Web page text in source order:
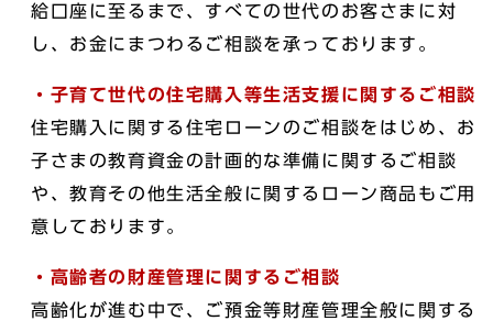
給口座に至るまで、すべての世代のお客さまに対
し、お金にまつわるご相談を承っております。
・子育て世代の住宅購入等生活支援に関するご相談
住宅購入に関する住宅ローンのご相談をはじめ、お
子さまの教育資金の計画的な準備に関するご相談
や、教育その他生活全般に関するローン商品もご用
意しております。
・高齢者の財産管理に関するご相談
高齢化が進む中で、ご預金等財産管理全般に関する